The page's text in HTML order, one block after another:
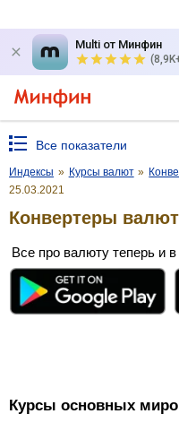
Multi от Минфин
Все показатели
Индексы » Курсы валют »
25.03.2021
Конвертеры валют
Все про валюту теперь и
Курсы основных